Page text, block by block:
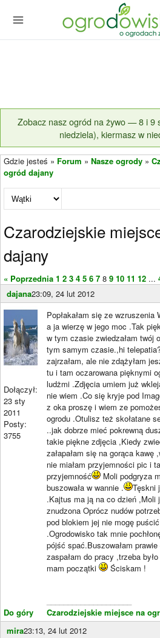
Zobacz nasz ogród na żywo — 8 i 9
niedziela), kiermasz w
Gdzie jesteś » Forum » Nasze ogrody »
ogród dajany
Czarodziejskie
dajany
« Poprzednia 1 2 3 4 5 6 7 8 9 10 11 12 ...
dajana23:09, 24 lut 2012
Dołączył:
23 sty
2011
Posty:
3755
Do góry
Popłakałam się ze wzruszenia
a ja wierzę w jego moc .Tak
w tym czasie zwiedzałam twój
tym samym czasie.,hi
zajrzałam, ale nie zdążyłam
tu i tam oczarowana pięknymi
ludżmi .Zdjęcia umiem już
nie wiem .Co się kryje pod
z oka proszę i wiem ze
ogrodu .Otulisz też skołatane
..jak dobrze mieć pokrewną
takie piękne zdjęcia ,Kiedy
załapałam się na gorąca
nie miałam przyjemności pic i
przyjemność
Moli podgryza
buszowała w wannie .
Tęskni
.Kajtus ma ją na co dzień ,Moli
znudzona Oprócz nudów
pod blokiem jej nie mogę
.Ogrodowisko tak mnie
pójść spać.Buszowałam
zaspałam do pracy ,trzeba
mam początki
Ściskam !
Czarodziejskie miejsce na
mira23:13, 24 lut 2012